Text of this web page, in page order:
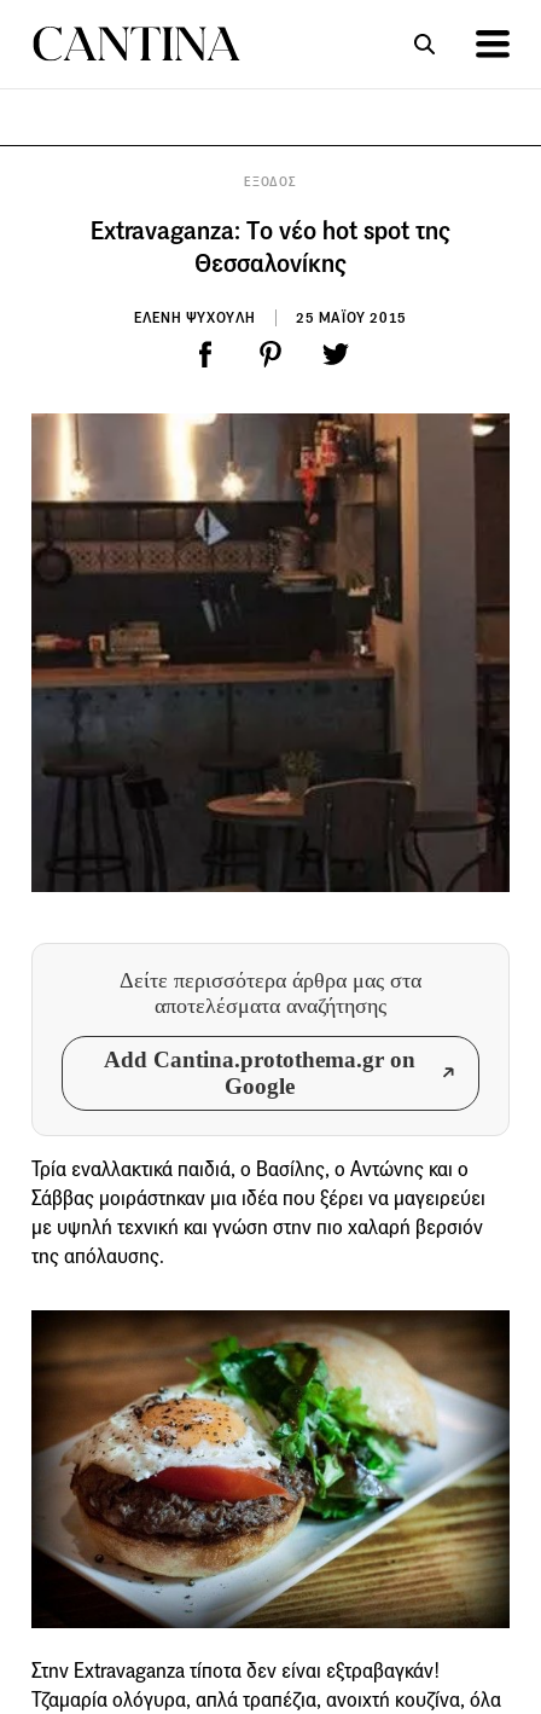
ΕΞΟΔΟΣ
Extravaganza: Tο νέο hot spot της
Θεσσαλονίκης
ΕΛΕΝΗ ΨΥΧΟΥΛΗ 25 ΜΑΪΟΥ 2015
Δείτε περισσότερα άρθρα μας στα
αποτελέσματα αναζήτησης
Add Cantina.protothema.gr on
Google
Τρία εναλλακτικά παιδιά, ο Βασίλης, ο Αντώνης και ο
Σάββας μοιράστηκαν μια ιδέα που ξέρει να μαγειρεύει
με υψηλή τεχνική και γνώση στην πιο χαλαρή βερσιόν
της απόλαυσης.
Στην Extravaganza τίποτα δεν είναι εξτραβαγκάν!
Τζαμαρία ολόγυρα, απλά τραπέζια, ανοιχτή κουζίνα, όλα